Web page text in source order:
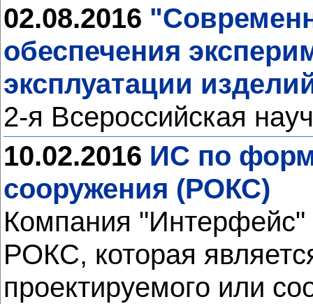
02.08.2016
обеспечения
эксплуатации
2-я Всероссийская
10.02.2016 ИС по
сооружения (РОКС)
Компания
РОКС, которая
проектируемого или